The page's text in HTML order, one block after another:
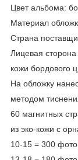
Цвет альбома:
Материал
Страна
Лицевая
кожи бордового
На обложку
методом
60 магнитных
из эко-кожи с
10-15 = 300 фото